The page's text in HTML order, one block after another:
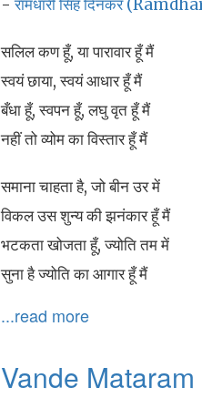
-रामधारी सिंह दिनकर
सलिल कण हूँ, या पारावार हूँ मैं
स्वयं छाया, स्वयं आधार हूँ मैं
बँधा हूँ, स्वपन हूँ, लघु वृत हूँ मैं
नहीं तो व्योम का विस्तार हूँ मैं
समाना चाहता है, जो बीन उर में
विकल उस शुन्य की झनंकार हूँ मैं
भटकता खोजता हूँ, ज्योति तम में
सुना है ज्योति का आगार हूँ मैं
...read more
Vande Mataram